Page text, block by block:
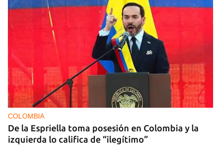
COLOMBIA
De la Espriella toma posesión en Colombia y la
izquierda lo califica de “ilegítimo”